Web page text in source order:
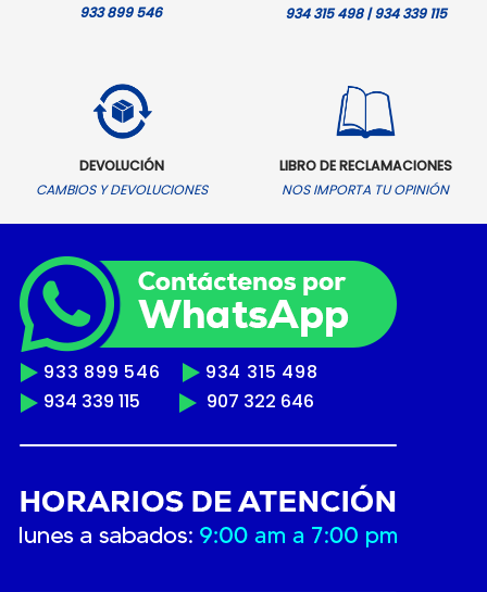
933 899 546
934 315 498 | 934 339 115
DEVOLUCIÓN
CAMBIOS Y DEVOLUCIONES
LIBRO DE RECLAMACIONES
NOS IMPORTA TU OPINIÓN
933 899 546
934 315 498
934 339 115
907 322 646